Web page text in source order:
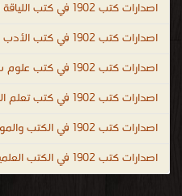
اصدارات كتب 1902 في كتب اللياقة البدنية والصحة العامة
اصدارات كتب 1902 في كتب الأدب
اصدارات كتب 1902 في كتب علوم سياسية وقانونية
اصدارات كتب 1902 في كتب تعلم اللغات
اصدارات كتب 1902 في الكتب والموسوعات العامة
اصدارات كتب 1902 في الكتب العلمية